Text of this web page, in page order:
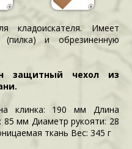
кладоискателя. Имеет
(пилка) и обрезиненную
защитный чехол из
клинка: 190 мм Длина
мм Диаметр рукояти: 28
ткань Вес: 345 г